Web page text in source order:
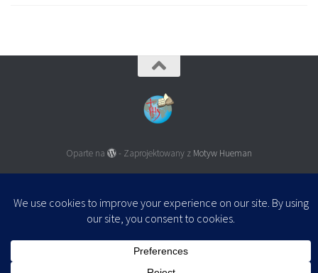
Oparte na - Zaprojektowany z Motyw Hueman